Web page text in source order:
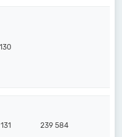
130
131 239 584